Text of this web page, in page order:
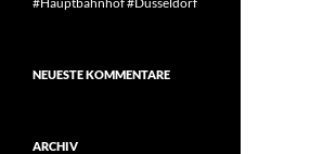
NEUESTE KOMMENTARE
ARCHIV